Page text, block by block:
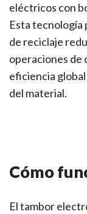
eléctricos con
Esta tecnología
de reciclaje
operaciones de
eficiencia
del material.
Cómo
El tambor